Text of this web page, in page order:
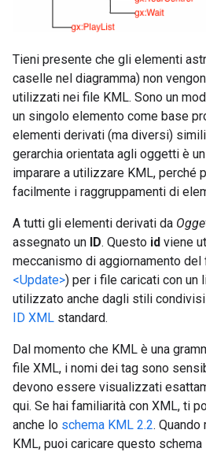
Tieni presente che gli elementi
caselle nel diagramma) non
utilizzati nei file KML. Sono un
un singolo elemento come base
elementi derivati (ma diversi)
gerarchia orientata agli oggetti è
imparare a utilizzare KML, perché
facilmente i raggruppamenti di
A tutti gli elementi derivati da
assegnato un ID. Questo id viene
meccanismo di aggiornamento
<Update>) per i file caricati con un
utilizzato anche dagli stili
ID XML standard.
Dal momento che KML è una
file XML, i nomi dei tag sono
devono essere visualizzati
qui. Se hai familiarità con XML, ti
anche lo schema KML 2.2.
KML, puoi caricare questo